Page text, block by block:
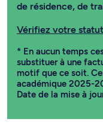
de résidence, de
Vérifiez votre
* En aucun temps
substituer à une
motif que ce soit.
académique 2025-
Date de la mise à